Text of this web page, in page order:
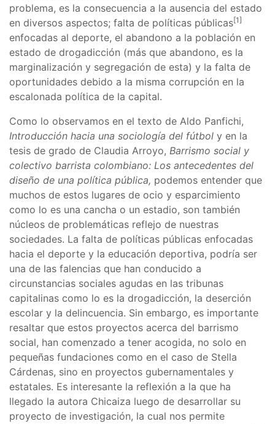
problema, es la consecuencia a la ausencia del estado
en diversos aspectos; falta de políticas públicas[1]
enfocadas al deporte, el abandono a la población en
estado de drogadicción (más que abandono, es la
marginalización y segregación de esta) y la falta de
oportunidades debido a la misma corrupción en la
escalonada política de la capital.
Como lo observamos en el texto de Aldo Panfichi,
Introducción hacia una sociología del fútbol y en la
tesis de grado de Claudia Arroyo, Barrismo social y
colectivo barrista colombiano: Los antecedentes del
diseño de una política pública, podemos entender que
muchos de estos lugares de ocio y esparcimiento
como lo es una cancha o un estadio, son también
núcleos de problemáticas reflejo de nuestras
sociedades. La falta de políticas públicas enfocadas
hacia el deporte y la educación deportiva, podría ser
una de las falencias que han conducido a
circunstancias sociales agudas en las tribunas
capitalinas como lo es la drogadicción, la deserción
escolar y la delincuencia. Sin embargo, es importante
resaltar que estos proyectos acerca del barrismo
social, han comenzado a tener acogida, no solo en
pequeñas fundaciones como en el caso de Stella
Cárdenas, sino en proyectos gubernamentales y
estatales. Es interesante la reflexión a la que ha
llegado la autora Chicaiza luego de desarrollar su
proyecto de investigación, la cual nos permite